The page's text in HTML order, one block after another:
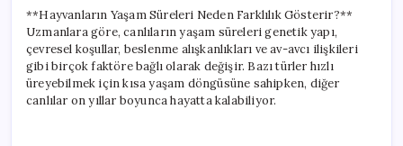
**Hayvanların Yaşam Süreleri Neden Farklılık Gösterir?**
Uzmanlara göre, canlıların yaşam süreleri genetik yapı,
çevresel koşullar, beslenme alışkanlıkları ve av-avcı ilişkileri
gibi birçok faktöre bağlı olarak değişir. Bazı türler hızlı
üreyebilmek için kısa yaşam döngüsüne sahipken, diğer
canlılar on yıllar boyunca hayatta kalabiliyor.